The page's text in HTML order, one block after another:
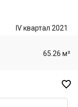
IV квартал 2021
65.26 м²
